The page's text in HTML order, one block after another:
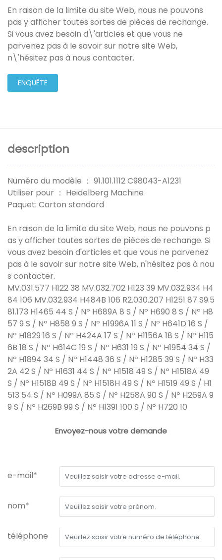
En raison de la limite du site Web, nous ne pouvons
pas y afficher toutes sortes de pièces de rechange.
Si vous avez besoin d\'articles et que vous ne
parvenez pas à le savoir sur notre site Web,
n\'hésitez pas à nous contacter.
ENQUÊTE
description
Numéro du modèle ： 91.101.1112 C98043-A1231
Utiliser pour ： Heidelberg Machine
Paquet: Carton standard
En raison de la limite du site Web, nous ne pouvons p
as y afficher toutes sortes de pièces de rechange. Si
vous avez besoin d'articles et que vous ne parvenez
pas à le savoir sur notre site Web, n'hésitez pas à nou
s contacter.
MV.031.577 H122 38 MV.032.702 H123 39 MV.032.934 H4
84 106 MV.032.934 H484B 106 R2.030.207 H1251 87 S9.5
81.173 H1465 44 S / Nº H689A 8 S / Nº H690 8 S / Nº H8
57 9 S / Nº H858 9 S / Nº H1996A 11 S / Nº H641D 16 S /
Nº H1829 16 S / Nº H424A 17 S / Nº H1156A 18 S / Nº H115
6B 18 S / Nº H614C 19 S / Nº H631 19 S / Nº H1954 34 S /
Nº H1894 34 S / Nº H1448 36 S / Nº H1285 39 S / Nº H33
2A 42 S / Nº H1631 44 S / Nº H1518 49 S / Nº H1518A 49
S / Nº H1518B 49 S / Nº H1518H 49 S / Nº H1519 49 S / H1
513 54 S / Nº H099A 85 S / Nº H258A 90 S / Nº H269A 9
9 S / Nº H269B 99 S / Nº H1391 100 S / Nº H720 10
Envoyez-nous votre demande
e-mail*
nom*
téléphone